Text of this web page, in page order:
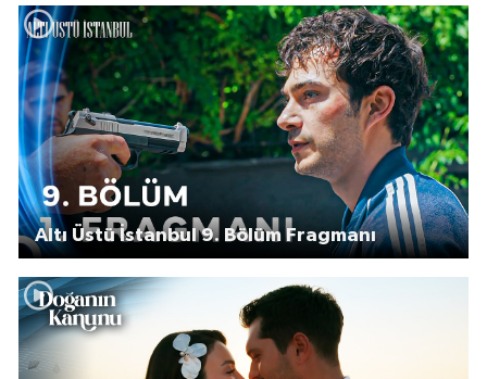
Altı Üstü İstanbul 9. Bölüm Fragmanı